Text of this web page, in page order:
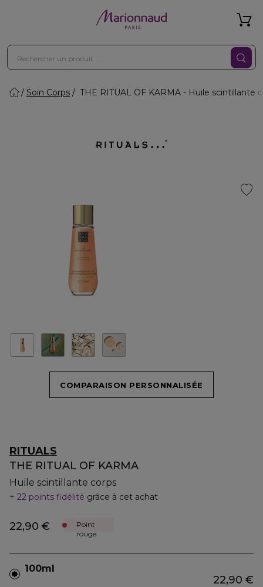
Soin Corps THE RITUAL OF KARMA - Huile scintillante
COMPARAISON PERSONNALISÉE
RITUALS
THE RITUAL OF KARMA
Huile scintillante corps
22 points fidélité grâce à cet achat
22,90 €
Point
rouge
100ml
22,90 €